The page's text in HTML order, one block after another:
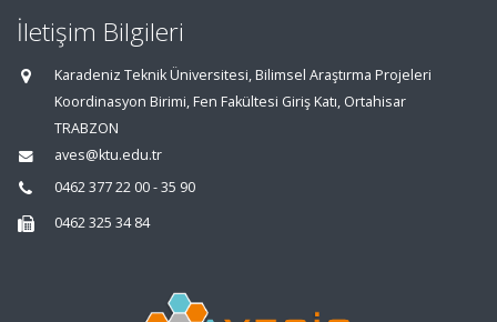
İletişim Bilgileri
Karadeniz Teknik Üniversitesi, Bilimsel Araştırma Projeleri
Koordinasyon Birimi, Fen Fakültesi Giriş Katı, Ortahisar
TRABZON
aves@ktu.edu.tr
0462 377 22 00 - 35 90
0462 325 34 84